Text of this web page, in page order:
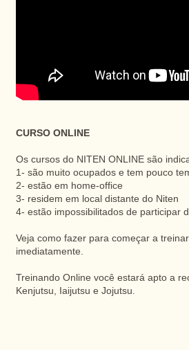
CURSO ONLINE
Os cursos do NITEN ONLINE são
1- são muito ocupados e tem pouco
2- estão em home-office
3- residem em local distante do Niten
4- estão impossibilitados de participar
Veja como fazer para começar a
imediatamente.
Treinando Online você estará apto a
Kenjutsu, Iaijutsu e Jojutsu.